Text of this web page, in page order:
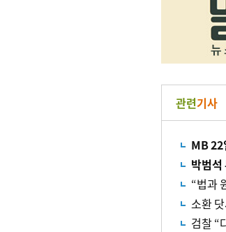
관련기사
MB 22
박범
“법과
소환
검찰 “